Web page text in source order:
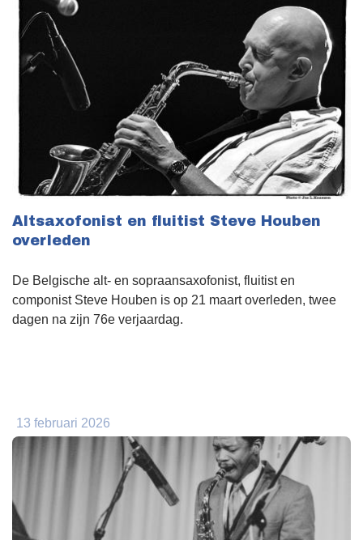
Altsaxofonist en fluitist Steve Houben
overleden
De Belgische alt- en sopraansaxofonist, fluitist en
componist Steve Houben is op 21 maart overleden, twee
dagen na zijn 76e verjaardag.
13 februari 2026